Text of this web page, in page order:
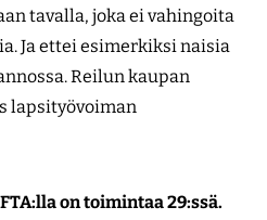
tavalla, joka ei vahingoita
Ja ettei esimerkiksi naisia
Reilun kaupan
lapsityövoiman
on toimintaa 29:ssä.